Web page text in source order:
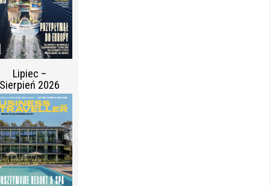
Lipiec –
2026